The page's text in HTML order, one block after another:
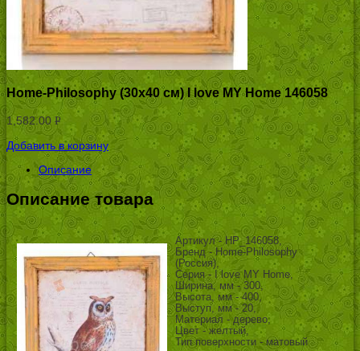
Home-Philosophy (30х40 см) I love MY Home 146058
1,582.00 Р
УБ.
Добавить в корзину
Описание
Описание товара
Артикул - HP_146058,
Бренд - Home-Philosophy
(Россия),
Серия - I love MY Home,
Ширина, мм - 300,
Высота, мм - 400,
Выступ, мм - 20,
Материал - дерево,
Цвет - желтый,
Тип поверхности - матовый